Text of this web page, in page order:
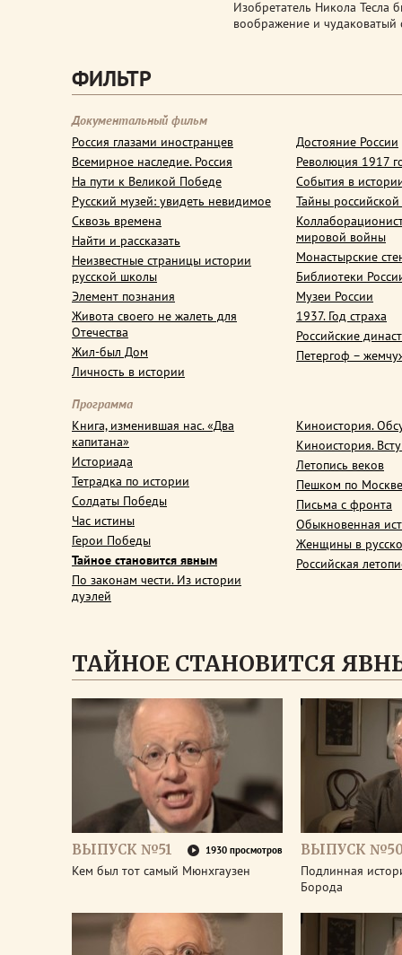
Изобретатель Никола Тесла
воображение и
ФИЛЬТР
Документальный фильм
Россия глазами иностранцев
Всемирное наследие. Россия
На пути к Великой Победе
Русский музей: увидеть невидимое
Сквозь времена
Найти и рассказать
Неизвестные страницы истории
русской школы
Элемент познания
Живота своего не жалеть для
Отечества
Жил-был Дом
Личность в истории
Достояние России
Революция 1917
События в
Тайны
мировой войны
Монастырские
Библиотеки
Музеи России
1937. Год страха
Российские
Петергоф –
Программа
Книга, изменившая нас. «Два
капитана»
Историада
Тетрадка по истории
Солдаты Победы
Час истины
Герои Победы
Тайное становится явным
По законам чести. Из истории
дуэлей
Киноистория.
Киноистория.
Летопись веков
Пешком по Москве
Письма с фронта
Обыкновенная
Женщины в
Российская
ТАЙНОЕ СТАНОВИТСЯ
ВЫПУСК №51 1930 просмотров
Кем был тот самый Мюнхгаузен
ВЫПУСК
Подлинная
Борода